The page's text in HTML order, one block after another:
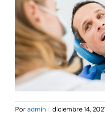
Poradmin | diciembre 14, 2021